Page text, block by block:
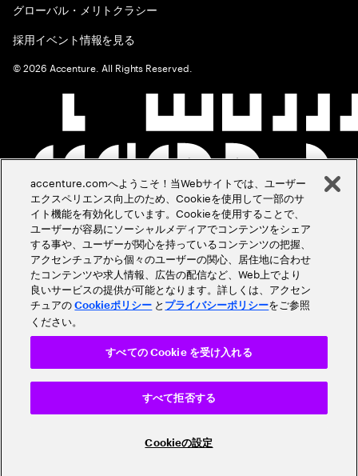
グローバル・メリトクラシー
採用イベント情報を見る
©2026 Accenture. All Rights Reserved.
accenture.comへようこそ！当Webサイトでは、ユーザー
エクスペリエンス向上のため、Cookieを使用して一部のサ
イト機能を有効化しています。Cookieを使用することで、
ユーザーが容易にソーシャルメディアでコンテンツをシェア
する事や、ユーザーが関心を持っているコンテンツの把握、
アクセンチュアから個々のユーザーの関心、居住地に合わせ
たコンテンツや求人情報、広告の配信など、Web上でより
良いサービスの提供が可能となります。詳しくは、アクセン
チュアのCookieポリシー と プライバシーポリシーをご参照
ください。
Cookieの設定
すべて拒否する
すべての Cookie を受け入れる